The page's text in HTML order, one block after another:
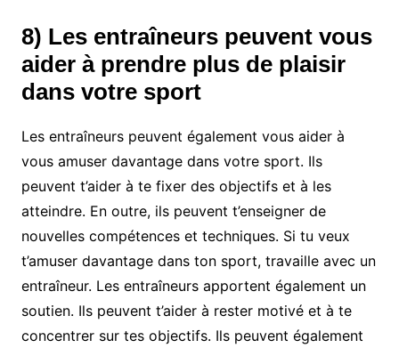
8) Les entraîneurs peuvent vous
aider à prendre plus de plaisir
dans votre sport
Les entraîneurs peuvent également vous aider à
vous amuser davantage dans votre sport. Ils
peuvent t’aider à te fixer des objectifs et à les
atteindre. En outre, ils peuvent t’enseigner de
nouvelles compétences et techniques. Si tu veux
t’amuser davantage dans ton sport, travaille avec un
entraîneur. Les entraîneurs apportent également un
soutien. Ils peuvent t’aider à rester motivé et à te
concentrer sur tes objectifs. Ils peuvent également